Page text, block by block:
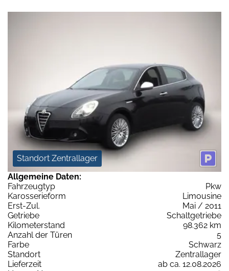
Standort Zentrallager
Allgemeine Daten:
Fahrzeugtyp
Pkw
Karosserieform
Limousine
Erst-Zul.
Mai / 2011
Getriebe
Schaltgetriebe
Kilometerstand
98.362 km
Anzahl der Türen
5
Farbe
Schwarz
Standort
Zentrallager
Lieferzeit
ab ca. 12.08.2026